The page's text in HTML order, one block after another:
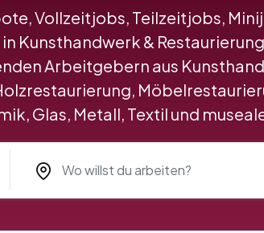
Vollzeitjobs, Teilzeitjobs,
Kunsthandwerk &
Arbeitgebern aus
Glas, Metall, Textil und